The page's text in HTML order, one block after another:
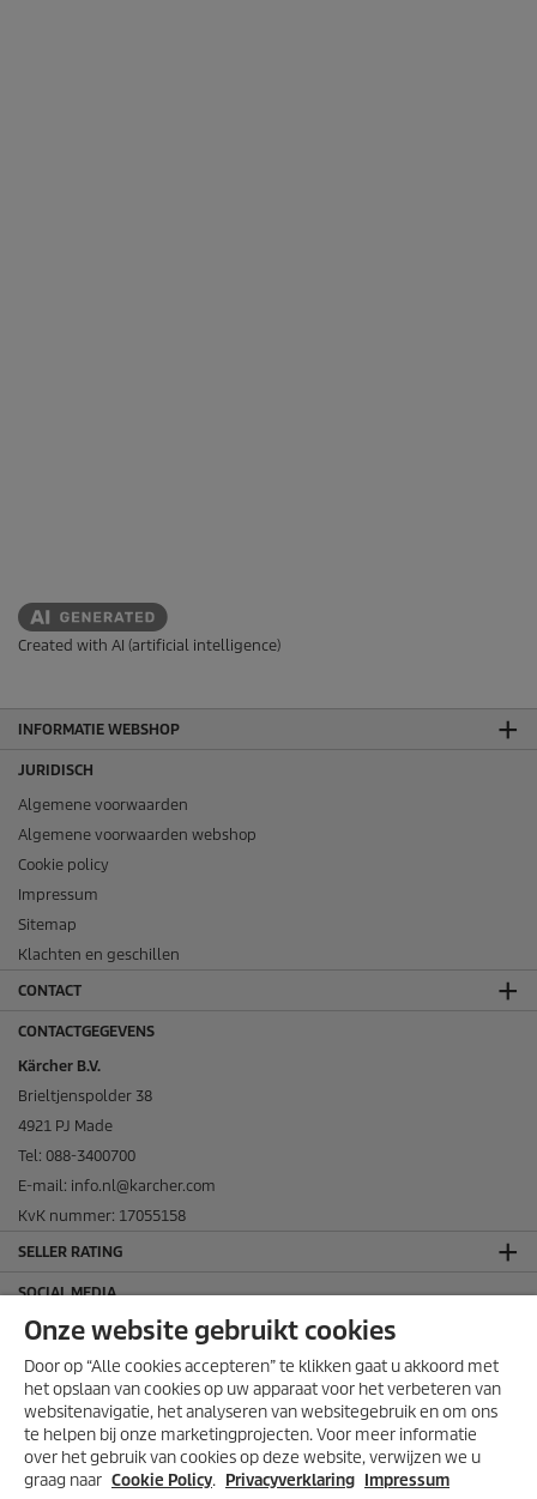
Created with AI (artificial intelligence)
INFORMATIE WEBSHOP
JURIDISCH
Algemene voorwaarden
Algemene voorwaarden webshop
Cookie policy
Impressum
Sitemap
Klachten en geschillen
CONTACT
CONTACTGEGEVENS
Kärcher B.V.
Brieltjenspolder 38
4921 PJ Made
Tel: 088-3400700
E-mail: info.nl@karcher.com
KvK nummer: 17055158
SELLER RATING
SOCIAL MEDIA
Onze website gebruikt cookies
Door op “Alle cookies accepteren” te klikken gaat u akkoord met
het opslaan van cookies op uw apparaat voor het verbeteren van
websitenavigatie, het analyseren van websitegebruik en om ons
te helpen bij onze marketingprojecten. Voor meer informatie
over het gebruik van cookies op deze website, verwijzen we u
graag naar Cookie Policy. Privacyverklaring Impressum